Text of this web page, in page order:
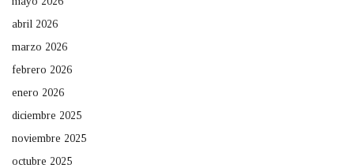
abril 2026
marzo 2026
febrero 2026
enero 2026
diciembre 2025
noviembre 2025
octubre 2025